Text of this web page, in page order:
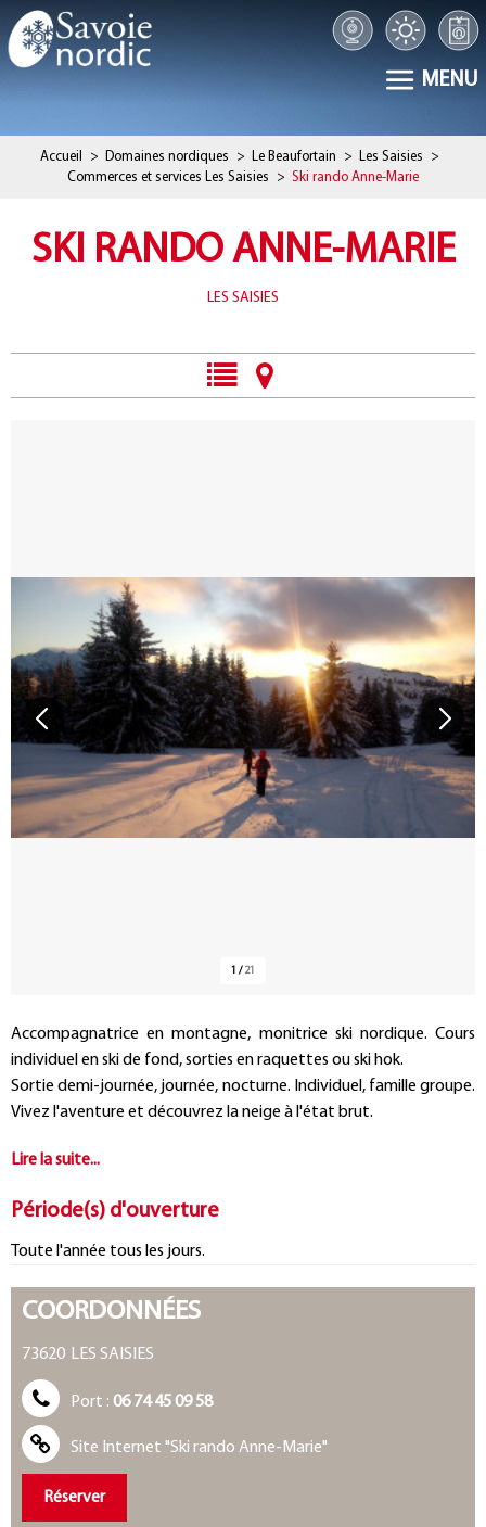
MENU
Accueil > Domaines nordiques > Le Beaufortain > Les Saisies
>
Commerces et services Les Saisies
> Ski rando Anne-Marie
SKI RANDO ANNE-MARIE
LES SAISIES
1 /21
Accompagnatrice en montagne, monitrice ski nordique. Cours
individuel en ski de fond, sorties en raquettes ou ski hok.
Sortie demi-journée, journée, nocturne. Individuel, famille groupe.
Vivez l'aventure et découvrez la neige à l'état brut.
Période(s) d'ouverture
Toute l'année tous les jours.
COORDONNÉES
73620 LES SAISIES
Port : 06 74 45 09 58
Site Internet "Ski rando Anne-Marie"
Réserver